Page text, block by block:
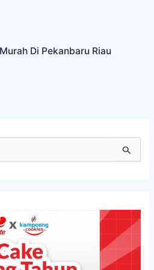
Di Pekanbaru Riau